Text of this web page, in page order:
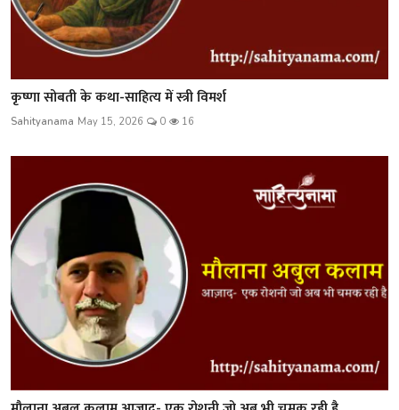
कृष्णा सोबती के कथा-साहित्य में स्त्री विमर्श
Sahityanama May 15, 2026 0 16